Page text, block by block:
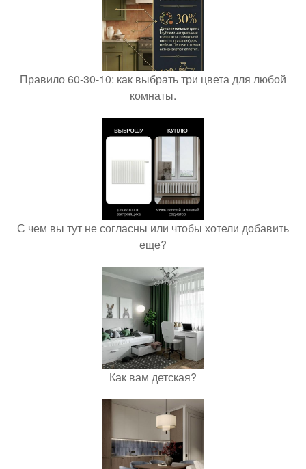
Правило 60-30-10: как выбрать три цвета для любой
комнаты.
С чем вы тут не согласны или чтобы хотели добавить
еще?
Как вам детская?